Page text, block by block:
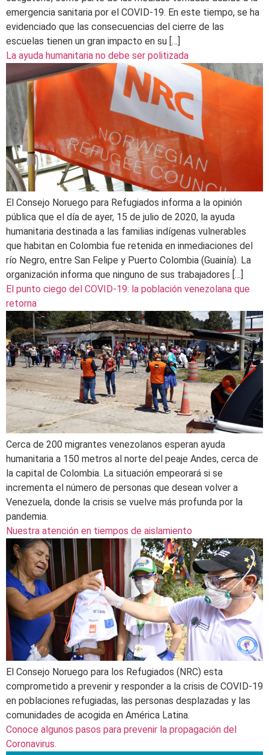
emergencia sanitaria por el COVID-19. En este tiempo, se ha
evidenciado que las consecuencias del cierre de las
escuelas tienen un gran impacto en su […]
La ayuda humanitaria no debe ser politizada
El Consejo Noruego para Refugiados informa a la opinión
pública que el día de ayer, 15 de julio de 2020, la ayuda
humanitaria destinada a las familias indígenas vulnerables
que habitan en Colombia fue retenida en inmediaciones del
río Negro, entre San Felipe y Puerto Colombia (Guainía). La
organización informa que ninguno de sus trabajadores […]
El punto ciego del COVID-19: la población venezolana que
retorna
Cerca de 200 migrantes venezolanos esperan ayuda
humanitaria a 150 metros al norte del peaje Andes, cerca de
la capital de Colombia. La situación empeorará si se
incrementa el número de personas que desean volver a
Venezuela, donde la crisis se vuelve más profunda por la
pandemia.
Nuestra atención en tiempos de aislamiento
El Consejo Noruego para los Refugiados (NRC) esta
comprometido a prevenir y responder a la crisis de COVID-19
en poblaciones refugiadas, las personas desplazadas y las
comunidades de acogida en América Latina.
Conoce algunos pasos para prevenir la propagación del
Coronavirus.